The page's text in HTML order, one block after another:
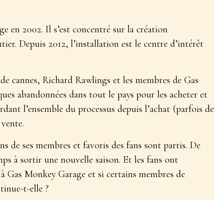
en 2002. Il s’est concentré sur la création
Depuis 2012, l’installation est le centre d’intérêt
cannes, Richard Rawlings et les membres de Gas
abandonnées dans tout le pays pour les acheter et
l’ensemble du processus depuis l’achat (parfois de
de ses membres et favoris des fans sont partis. De
à sortir une nouvelle saison. Et les fans ont
Gas Monkey Garage et si certains membres de
t-elle ?